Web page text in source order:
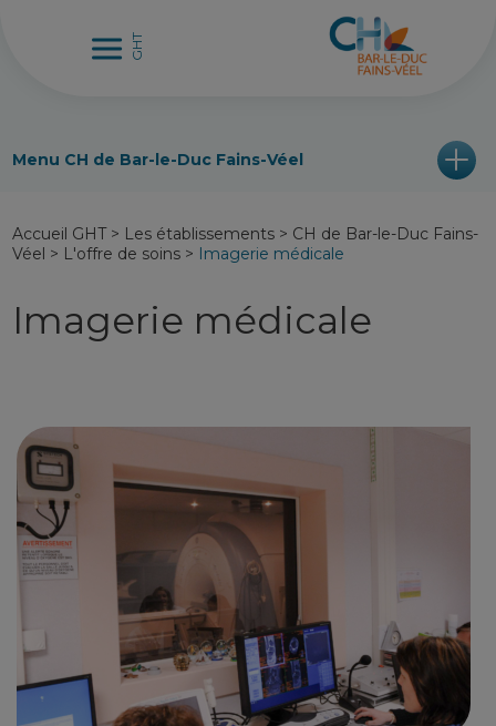
Menu CH de Bar-le-Duc Fains-Véel
Accueil GHT > Les établissements > CH de Bar-le-Duc Fains-
Véel > L'offre de soins > Imagerie médicale
Imagerie médicale